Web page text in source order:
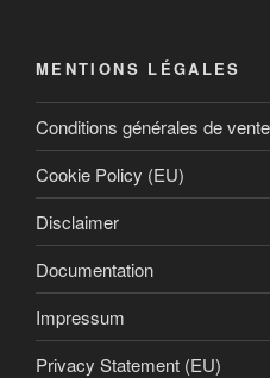
MENTIONS LÉGALES
Conditions générales de vente
Cookie Policy (EU)
Disclaimer
Documentation
Impressum
Privacy Statement (EU)